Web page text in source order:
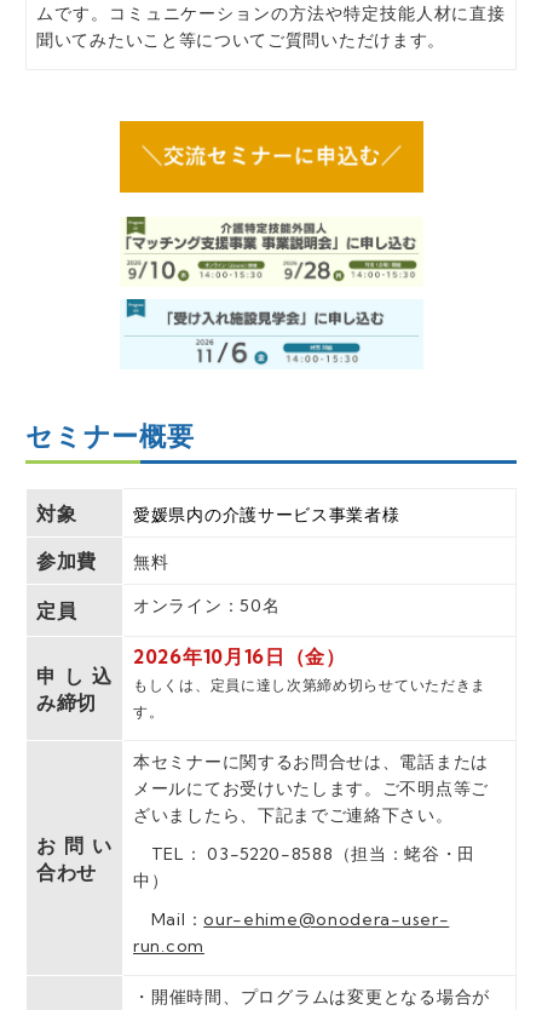
ムです。コミュニケーションの方法や特定技能人材に直接
聞いてみたいこと等についてご質問いただけます。
セミナー概要
対象 愛媛県内の介護サービス事業者様
参加費 無料
定員 オンライン：50名
申し込
み締切
2026年10月16日（金）
もしくは、定員に達し次第締め切らせていただきま
す。
お問い
合わせ
本セミナーに関するお問合せは、電話または
メールにてお受けいたします。ご不明点等ご
ざいましたら、下記までご連絡下さい。
TEL： 03-5220-8588（担当：蛯谷・田
中）
Mail：our-ehime@onodera-user-
run.com
・開催時間、プログラムは変更となる場合が